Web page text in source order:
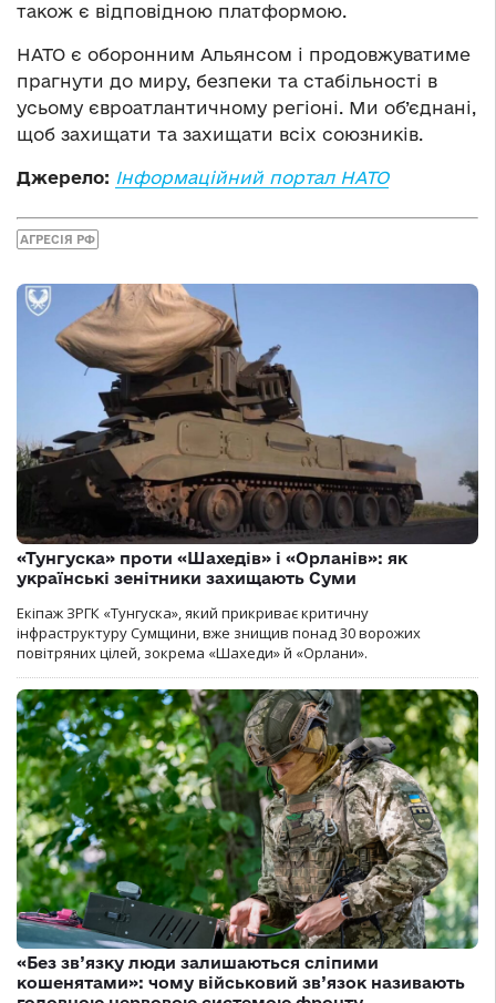
також є відповідною платформою.
НАТО є оборонним Альянсом і продовжуватиме
прагнути до миру, безпеки та стабільності в
усьому євроатлантичному регіоні. Ми об’єднані,
щоб захищати та захищати всіх союзників.
Джерело: Інформаційний портал НАТО
АГРЕСІЯ РФ
«Тунгуска» проти «Шахедів» і «Орланів»: як
українські зенітники захищають Суми
Екіпаж ЗРГК «Тунгуска», який прикриває критичну
інфраструктуру Сумщини, вже знищив понад 30 ворожих
повітряних цілей, зокрема «Шахеди» й «Орлани».
«Без зв’язку люди залишаються сліпими
кошенятами»: чому військовий зв’язок називають